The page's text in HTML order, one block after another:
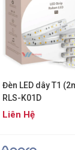
Đèn LED dây T1
RLS-K01D
Liên Hệ